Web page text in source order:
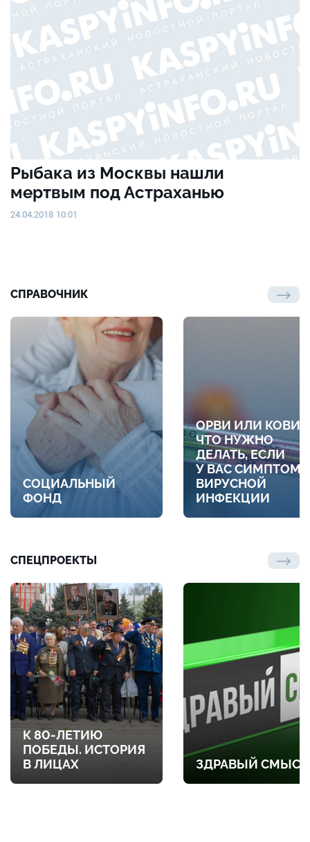
Рыбака из Москвы нашли
мертвым под Астраханью
24.04.2018 10:01
СПРАВОЧНИК
СОЦИАЛЬНЫЙ
ФОНД
ОРВИ ИЛИ
ЧТО НУЖНО
ДЕЛАТЬ, ЕСЛИ
У ВАС
ВИРУСНОЙ
ИНФЕКЦИИ
СПЕЦПРОЕКТЫ
К 80-ЛЕТИЮ
ПОБЕДЫ. ИСТОРИЯ
В ЛИЦАХ
ЗДРАВЫЙ СМЫСЛ